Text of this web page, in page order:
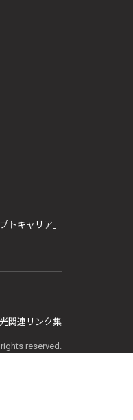
トキャリア」
光関連リンク集
reserved.